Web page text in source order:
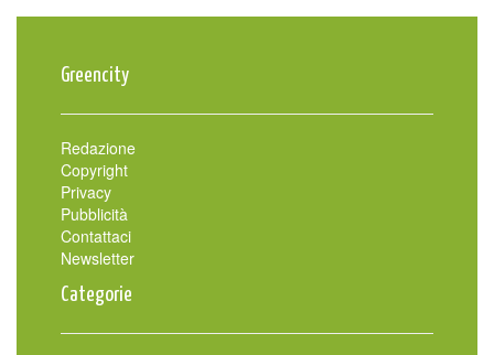
Greencity
Redazione
Copyright
Privacy
Pubblicità
Contattaci
Newsletter
Categorie